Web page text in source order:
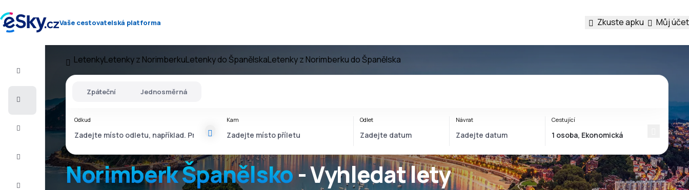
Vaše cestovatelská platforma Zkuste apku Můj účet
Letenky
Dovolená
LetenkyLetenky z NorimberkuLetenky do ŠpanělskaLetenky z Norimberku do Španělska
Norimberk Španělsko- Vyhledat lety
Zpáteční Jednosměrná
Odkud Kam Odlet Návrat Cestující